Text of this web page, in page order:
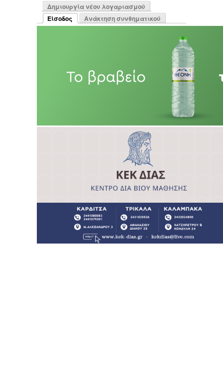
Πρωτεύουσες καρτέλες
Δημιουργία νέου λογαριασμού
Είσοδος
(ενεργή καρτέλα)
Ανάκτηση συνθηματικού